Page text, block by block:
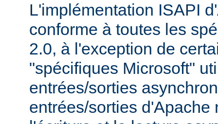
L'implémentation ISAPI
conforme à toutes les
2.0, à l'exception de
"spécifiques Microsoft"
entrées/sorties
entrées/sorties d'Apache